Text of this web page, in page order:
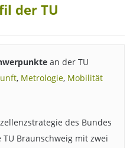
der TU
an der TU
, Metrologie, Mobilität
des Bundes
Braunschweig mit zwei